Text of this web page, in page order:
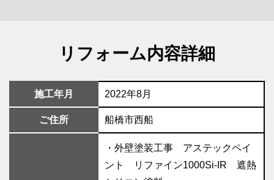
リフォーム内容詳細
施工年月 2022年8月
ご住所 船橋市西船
・外壁塗装工事 アステックペイ
ント リファイン1000Si-IR 遮熱